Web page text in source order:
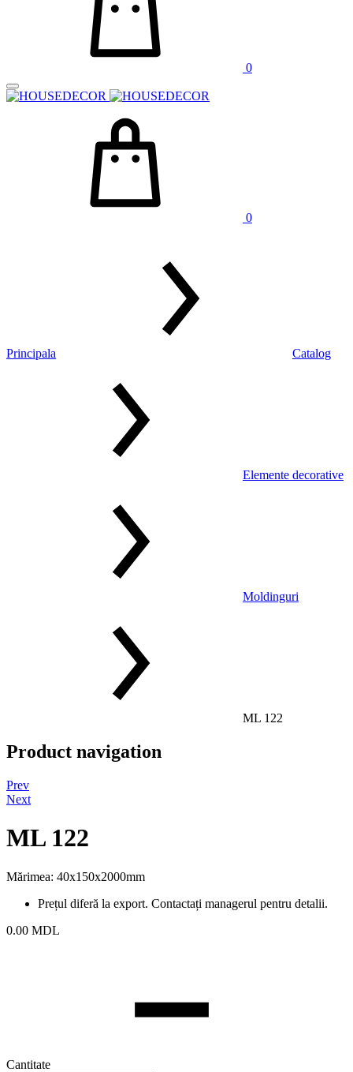
0
0
Principala Catalog
Elemente decorative
Moldinguri
ML 122
Product navigation
Prev
Next
ML 122
Mărimea: 40x150x2000mm
Prețul diferă la export. Contactați managerul pentru detalii.
0.00 MDL
Cantitate